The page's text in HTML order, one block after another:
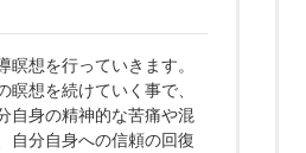
瞑想を行っていきます。
瞑想を続けていく事で、
自身の精神的な苦痛や混
自分自身への信頼の回復